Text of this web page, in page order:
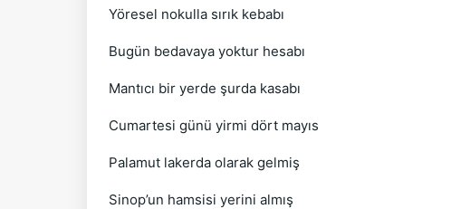
Yöresel nokulla sırık kebabı
Bugün bedavaya yoktur hesabı
Mantıcı bir yerde şurda kasabı
Cumartesi günü yirmi dört mayıs
Palamut lakerda olarak gelmiş
Sinop’un hamsisi yerini almış